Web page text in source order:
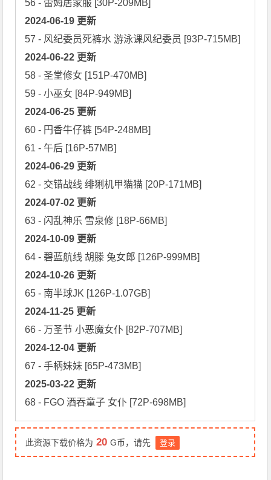
2024-06-19 更新
2024-06-22 更新
58 - 圣堂修女 [151P-470MB]
2024-06-25 更新
60 - 円香牛仔裤 [54P-248MB]
2024-06-29 更新
2024-07-02 更新
2024-10-09 更新
2024-10-26 更新
2024-11-25 更新
2024-12-04 更新
2025-03-22 更新
68 - FGO 酒吞童子 女仆 [72P-698MB]
此资源下载价格为 20 G币，请先 登录